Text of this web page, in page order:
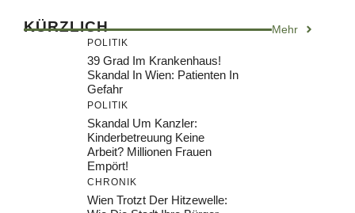
KÜRZLICH Mehr
POLITIK
39 Grad Im Krankenhaus!
Skandal In Wien: Patienten In
Gefahr
POLITIK
Skandal Um Kanzler:
Kinderbetreuung Keine
Arbeit? Millionen Frauen
Empört!
CHRONIK
Wien Trotzt Der Hitzewelle: